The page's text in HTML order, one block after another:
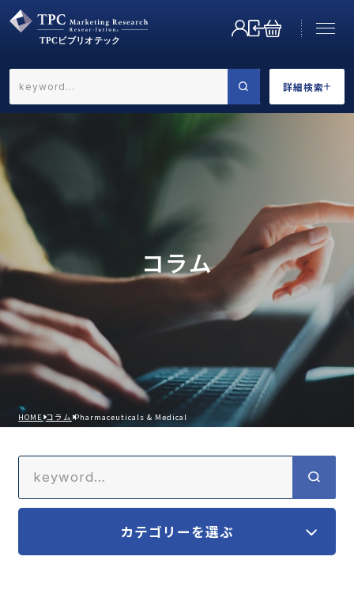
詳細検索
←戻る
業界で選ぶ
カテゴリで選ぶ
調査の種類で選ぶ
リセット 検索する
コラム
HOME コラム Pharmaceuticals & Medical
カテゴリーを選ぶ